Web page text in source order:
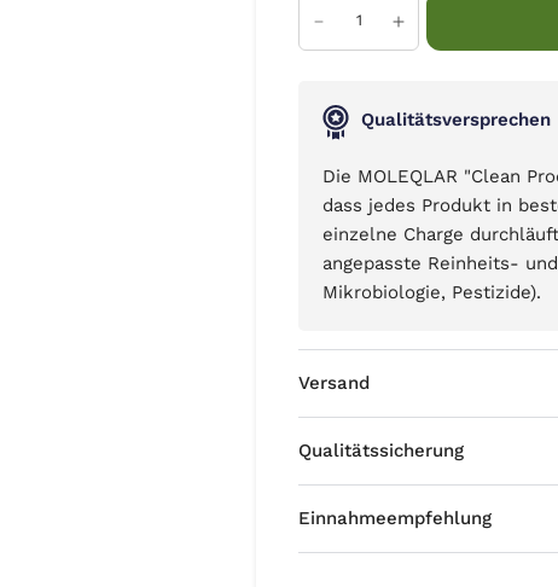
Qualitätsversprechen
Die MOLEQLAR "Clean
dass jedes Produkt in
einzelne Charge
angepasste Reinheits-
Mikrobiologie, Pestizide).
Versand
Qualitätssicherung
Einnahmeempfehlung